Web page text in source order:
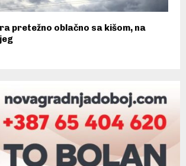
pretežno oblačno sa kišom, na